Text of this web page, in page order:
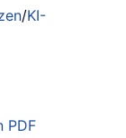
/KI-
PDF